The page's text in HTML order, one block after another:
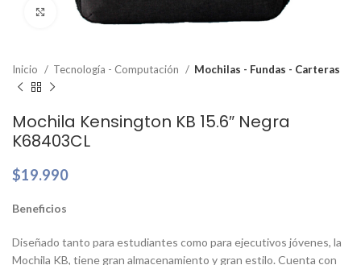
Clic para ampliar
Inicio Tecnología - Computación Mochilas - Fundas - Carteras
Mochila Kensington KB 15.6″ Negra
K68403CL
$19.990
Beneficios
Diseñado tanto para estudiantes como para ejecutivos jóvenes, la
Mochila KB, tiene gran almacenamiento y gran estilo. Cuenta con